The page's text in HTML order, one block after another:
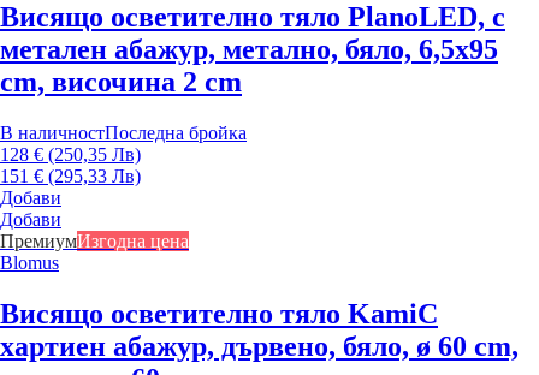
Висящо осветително тяло PlanoLED, с
метален абажур, метално, бяло, 6,5x95
cm, височина 2 cm
В наличностПоследна бройка
128 € (250,35 Лв)
151 € (295,33 Лв)
Добави
Добави
ПремиумИзгодна цена
Blomus
Висящо осветително тяло KamiС
хартиен абажур, дървено, бяло, ø 60 cm,